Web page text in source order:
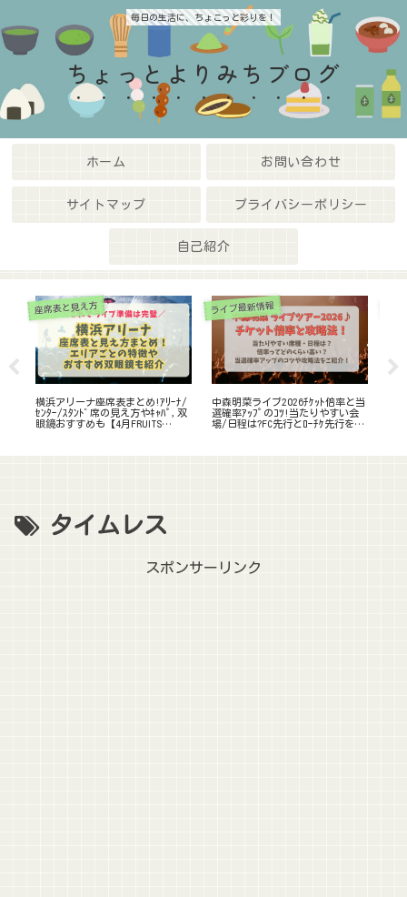
毎日の生活に、ちょこっと彩りを！
ちょっとよりみちブログ
ホーム お問い合わせ
サイトマップ プライバシーポリシー
自己紹介
座席表と見え方
横浜アリーナ座席表まとめ!ｱﾘｰﾅ/
ｾﾝﾀｰ/ｽﾀﾝﾄﾞ席の見え方やｷｬﾊﾟ,双
眼鏡おすすめも【4月FRUITS
ライブ最新情報
中森明菜ライブ2026ﾁｹｯﾄ倍率と当
選確率ｱｯﾌﾟのｺﾂ!当たりやすい会
場/日程は?FC先行とﾛｰﾁｹ先行を攻
タイムレス
スポンサーリンク